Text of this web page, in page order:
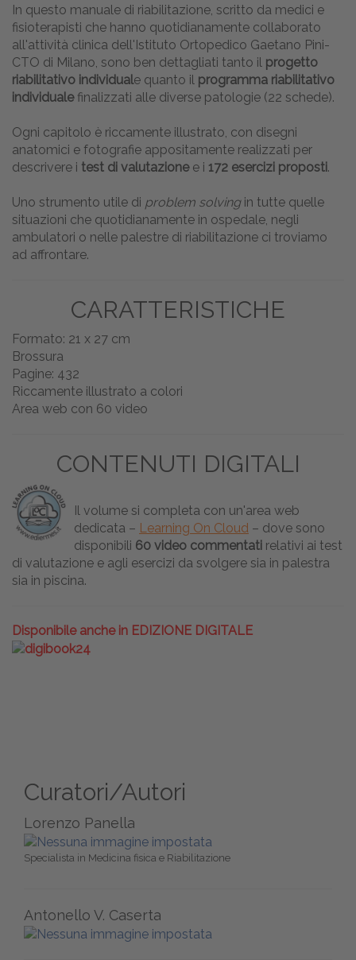
In questo manuale di riabilitazione, scritto da medici e
fisioterapisti che hanno quotidianamente collaborato
all'attività clinica dell'Istituto Ortopedico Gaetano Pini-
CTO di Milano, sono ben dettagliati tanto il progetto
riabilitativo individuale quanto il programma riabilitativo
individuale finalizzati alle diverse patologie (22 schede).
Ogni capitolo è riccamente illustrato, con disegni
anatomici e fotografie appositamente realizzati per
descrivere i test di valutazionee i 172 esercizi proposti .
Uno strumento utile di problem solvingin tutte quelle
situazioni che quotidianamente in ospedale, negli
ambulatori o nelle palestre di riabilitazione ci troviamo
ad affrontare.
CARATTERISTICHE
Formato: 21 x 27 cm
Brossura
Pagine: 432
Riccamente illustrato a colori
Area web con 60 video
CONTENUTI DIGITALI
Il volume si completa con un'area web
dedicata – Learning On Cloud – dove sono
disponibili 60 video commentati relativi ai test
di valutazione e agli esercizi da svolgere sia in palestra
sia in piscina.
Disponibile anche in EDIZIONE DIGITALE
Curatori/Autori
Lorenzo Panella
Specialista in Medicina fisica e Riabilitazione
Antonello V. Caserta